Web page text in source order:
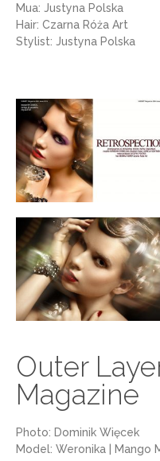
Mua: Justyna Polska
Hair: Czarna Róża Art
Stylist: Justyna Polska
Outer
Magazine
Photo: Dominik Więcek
Model: Weronika | Mango